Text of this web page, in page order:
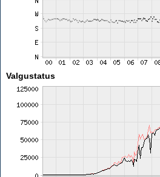
Valgustatus